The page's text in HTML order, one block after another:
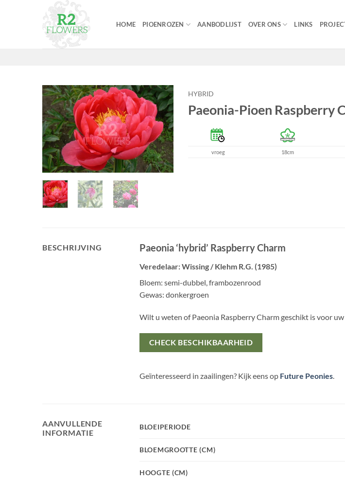
HOME PIOENROZEN AANBODLIJST OVER ONS LINKS
HYBRID
Paeonia-Pioen Raspberry
vroeg 18cm
BESCHRIJVING Paeonia ‘hybrid’ Raspberry Charm
Veredelaar: Wissing / Klehm R.G. (1985)
Bloem: semi-dubbel, frambozenrood
Gewas: donkergroen
Wilt u weten of Paeonia Raspberry Charm geschikt is voor
CHECK BESCHIKBAARHEID
Geïnteresseerd in zaailingen? Kijk eens op Future Peonies.
AANVULLENDE
INFORMATIE
BLOEIPERIODE
BLOEMGROOTTE (CM)
HOOGTE (CM)